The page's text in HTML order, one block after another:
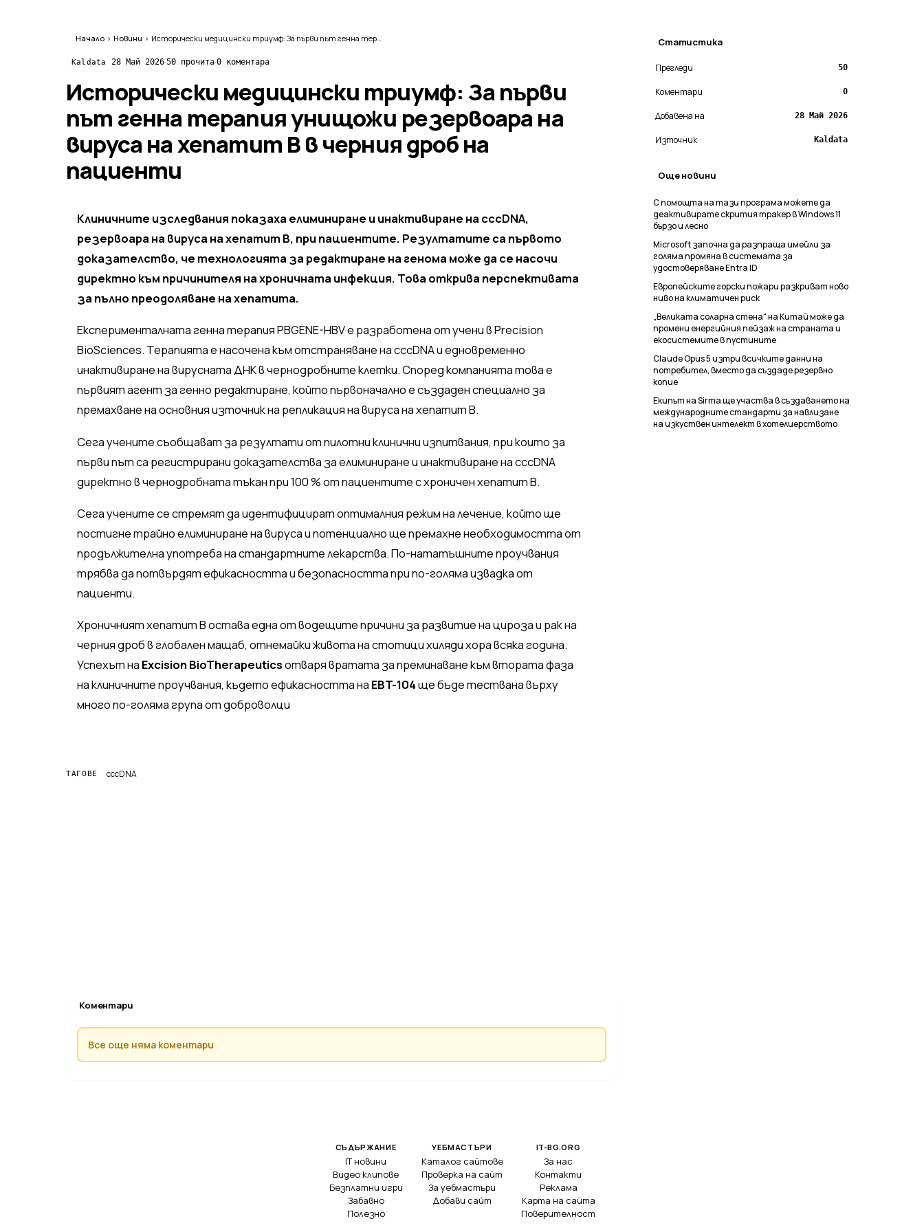
Начало › Новини › Исторически медицински триумф: За първи път генна терапия унищожи резервоара на вируса на хепатит В в черния дроб на пациенти
Kaldata 28 Май 2026·50 прочита·0 коментара
Исторически медицински триумф: За първи
път генна терапия унищожи резервоара на
вируса на хепатит В в черния дроб на
пациенти
Клиничните изследвания показаха елиминиране и инактивиране на cccDNA,
резервоара на вируса на хепатит В, при пациентите. Резултатите са първото
доказателство, че технологията за редактиране на генома може да се насочи
директно към причинителя на хроничната инфекция. Това открива перспективата
за пълно преодоляване на хепатита.
Експерименталната генна терапия PBGENE-HBV е разработена от учени в Precision
BioSciences. Терапията е насочена към отстраняване на cccDNA и едновременно
инактивиране на вирусната ДНК в чернодробните клетки. Според компанията това е
първият агент за генно редактиране, който първоначално е създаден специално за
премахване на основния източник на репликация на вируса на хепатит В.
Сега учените съобщават за резултати от пилотни клинични изпитвания, при които за
първи път са регистрирани доказателства за елиминиране и инактивиране на cccDNA
директно в чернодробната тъкан при 100 % от пациентите с хроничен хепатит В.
Сега учените се стремят да идентифицират оптималния режим на лечение, който ще
постигне трайно елиминиране на вируса и потенциално ще премахне необходимостта от
продължителна употреба на стандартните лекарства. По-нататъшните проучвания
трябва да потвърдят ефикасността и безопасността при по-голяма извадка от
пациенти.
Хроничният хепатит B остава една от водещите причини за развитие на цироза и рак на
черния дроб в глобален мащаб, отнемайки живота на стотици хиляди хора всяка година.
Успехът на Excision BioTherapeuticsотваря вратата за преминаване към втората фаза
на клиничните проучвания, където ефикасността на EBT-104ще бъде тествана върху
много по-голяма група от доброволци
ТАГОВЕ cccDNA
Коментари
Все още няма коментари
Статистика
Прегледи 50
Коментари 0
Добавена на 28 Май 2026
Източник Kaldata
Още новини
С помощта на тази програма можете да
деактивирате скрития тракер в Windows 11
бързо и лесно
Microsoft започна да разпраща имейли за
голяма промяна в системата за
удостоверяване Entra ID
Европейските горски пожари разкриват ново
ниво на климатичен риск
„Великата соларна стена“ на Китай може да
промени енергийния пейзаж на страната и
екосистемите в пустините
Claude Opus 5 изтри всичките данни на
потребител, вместо да създаде резервно
копие
Екипът на Sirma ще участва в създаването на
международните стандарти за навлизане
на изкуствен интелект в хотелиерството
СЪДЪРЖАНИЕ
IT новини
Видео клипове
Безплатни игри
Забавно
Полезно
УЕБМАСТЪРИ
Каталог сайтове
Проверка на сайт
За уебмастъри
Добави сайт
IT-BG.ORG
За нас
Контакти
Реклама
Карта на сайта
Поверителност